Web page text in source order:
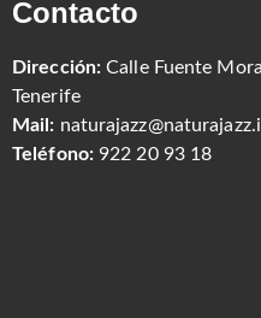
Contacto
Dirección: Calle Fuente
Tenerife
Mail:
Teléfono: 922 20 93 18